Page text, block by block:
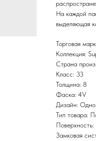
На каждой
выделяющая
Торговая
Коллекция:
Страна
Класс: 33
Толщина: 8
Фаска: 4V
Дизайн:
Тип товара:
Замковая